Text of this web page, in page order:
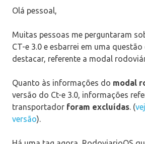
Olá pessoal,
Muitas pessoas me perguntaram
CT-e 3.0 e esbarrei em uma questão
destacar, referente a modal
Quanto às informações do modal
versão do Ct-e 3.0, informações
transportador foram excluídas. (
versão).